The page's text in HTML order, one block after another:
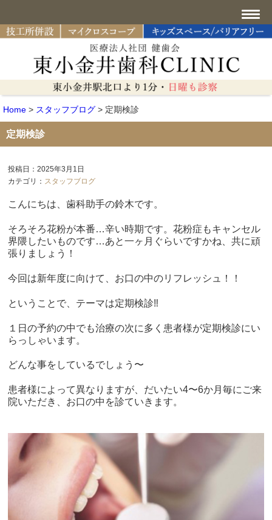
Home > スタッフブログ > 定期検診
定期検診
投稿日：2025年3月1日
カテゴリ： スタッフブログ
こんにちは、歯科助手の鈴木です。
そろそろ花粉が本番…辛い時期です。花粉症もキャンセル
界隈したいものです…あと一ヶ月ぐらいですかね、共に頑
張りましょう！
今回は新年度に向けて、お口の中のリフレッシュ！！
ということで、テーマは定期検診‼️
１日の予約の中でも治療の次に多く患者様が定期検診にい
らっしゃいます。
どんな事をしているでしょう〜
患者様によって異なりますが、だいたい4〜6か月毎にご来
院いただき、お口の中を診ていきます。